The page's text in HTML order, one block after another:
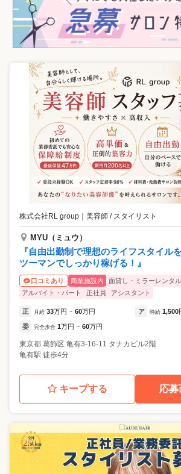
株式会社RL group 美容師 / スタイリスト
MYU（ミュウ）
『自由出勤制で理想のライフスタイル
ツーマンでしっかり稼げる！』
口コミあり 商業施設内 面貸し・ミラーレンタ
アルバイト・パート
正社員 アシスタント
正 月給 33万円 ~ 60万円 ア 時給 1,500
委 完全歩合 1万円 ~ 60万円
東京都 葛飾区 亀有3-16-11 タナカビル2階
亀有駅 徒歩4分
キープする 応募